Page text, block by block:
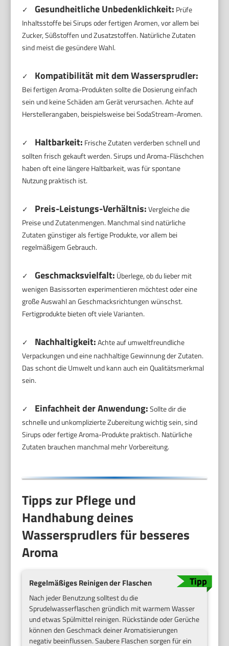
✓ Gesundheitliche Unbedenklichkeit: Prüfe
Inhaltsstoffe bei Sirups oder fertigen Aromen, vor allem bei
Zucker, Süßstoffen und Zusatzstoffen. Natürliche Zutaten
sind meist die gesündere Wahl.
✓ Kompatibilität mit dem Wassersprudler:
Bei fertigen Aroma-Produkten sollte die Dosierung einfach
sein und keine Schäden am Gerät verursachen. Achte auf
Herstellerangaben, beispielsweise bei SodaStream-Aromen.
✓ Haltbarkeit: Frische Zutaten verderben schnell und
sollten frisch gekauft werden. Sirups und Aroma-Fläschchen
haben oft eine längere Haltbarkeit, was für spontane
Nutzung praktisch ist.
✓ Preis-Leistungs-Verhältnis:Vergleiche die
Preise und Zutatenmengen. Manchmal sind natürliche
Zutaten günstiger als fertige Produkte, vor allem bei
regelmäßigem Gebrauch.
✓ Geschmacksvielfalt: Überlege, ob du lieber mit
wenigen Basissorten experimentieren möchtest oder eine
große Auswahl an Geschmacksrichtungen wünschst.
Fertigprodukte bieten oft viele Varianten.
✓ Nachhaltigkeit:Achte auf umweltfreundliche
Verpackungen und eine nachhaltige Gewinnung der Zutaten.
Das schont die Umwelt und kann auch ein Qualitätsmerkmal
sein.
✓ Einfachheit der Anwendung:Sollte dir die
schnelle und unkomplizierte Zubereitung wichtig sein, sind
Sirups oder fertige Aroma-Produkte praktisch. Natürliche
Zutaten brauchen manchmal mehr Vorbereitung.
Tipps zur Pflege und
Handhabung deines
Wassersprudlers für besseres
Aroma
Regelmäßiges Reinigen der Flaschen
Nach jeder Benutzung solltest du die
Sprudelwasserflaschen gründlich mit warmem Wasser
und etwas Spülmittel reinigen. Rückstände oder Gerüche
können den Geschmack deiner Aromatisierungen
negativ beeinflussen. Saubere Flaschen sorgen für ein